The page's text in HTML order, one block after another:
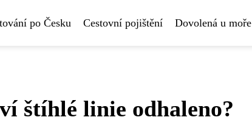
po Česku Cestovní pojištění Dovolená u moře
štíhlé linie odhaleno?